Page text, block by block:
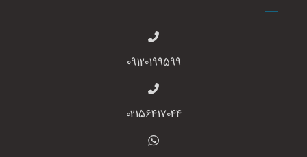
09120199599
02156417044